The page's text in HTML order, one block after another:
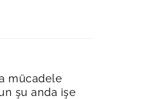
mücadele
şu anda işe